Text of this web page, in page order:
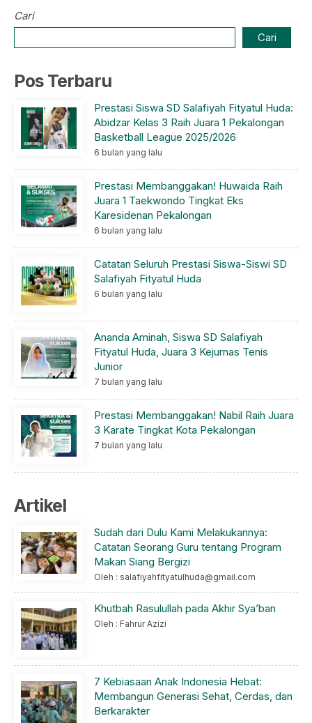
Cari
Cari
Pos Terbaru
Prestasi Siswa SD Salafiyah Fityatul Huda:
Abidzar Kelas 3 Raih Juara 1 Pekalongan
Basketball League 2025/2026
6 bulan yang lalu
Prestasi Membanggakan! Huwaida Raih
Juara 1 Taekwondo Tingkat Eks
Karesidenan Pekalongan
6 bulan yang lalu
Catatan Seluruh Prestasi Siswa-Siswi SD
Salafiyah Fityatul Huda
6 bulan yang lalu
Ananda Aminah, Siswa SD Salafiyah
Fityatul Huda, Juara 3 Kejurnas Tenis
Junior
7 bulan yang lalu
Prestasi Membanggakan! Nabil Raih Juara
3 Karate Tingkat Kota Pekalongan
7 bulan yang lalu
Artikel
Sudah dari Dulu Kami Melakukannya:
Catatan Seorang Guru tentang Program
Makan Siang Bergizi
Oleh : salafiyahfityatulhuda@gmail.com
Khutbah Rasulullah pada Akhir Sya’ban
Oleh : Fahrur Azizi
7 Kebiasaan Anak Indonesia Hebat:
Membangun Generasi Sehat, Cerdas, dan
Berkarakter